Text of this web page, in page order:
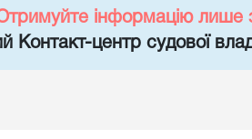
інформацію лише
Контакт-центр судової